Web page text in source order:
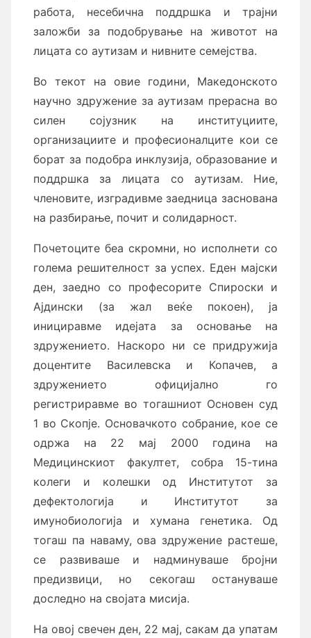
работа, несебична поддршка и трајни
заложби за подобрување на животот на
лицата со аутизам и нивните семејства.
Во текот на овие години, Македонското
научно здружение за аутизам прерасна во
силен сојузник на институциите,
организациите и професионалците кои се
борат за подобра инклузија, образование и
поддршка за лицата со аутизам. Ние,
членовите, изградивме заедница заснована
на разбирање, почит и солидарност.
Почетоците беа скромни, но исполнети со
голема решителност за успех. Еден мајски
ден, заедно со професорите Спироски и
Ајдински (за жал веќе покоен), ја
инициравме идејата за основање на
здружението. Наскоро ни се придружија
доцентите Василевска и Копачев, а
здружението официјално го
регистриравме во тогашниот Основен суд
1 во Скопје. Основачкото собрание, кое се
одржа на 22 мај 2000 година на
Медицинскиот факултет, собра 15-тина
колеги и колешки од Институтот за
дефектологија и Институтот за
имунобиологија и хумана генетика. Од
тогаш па наваму, ова здружение растеше,
се развиваше и надминуваше бројни
предизвици, но секогаш остануваше
доследно на својата мисија.
На овој свечен ден, 22 мај, сакам да упатам